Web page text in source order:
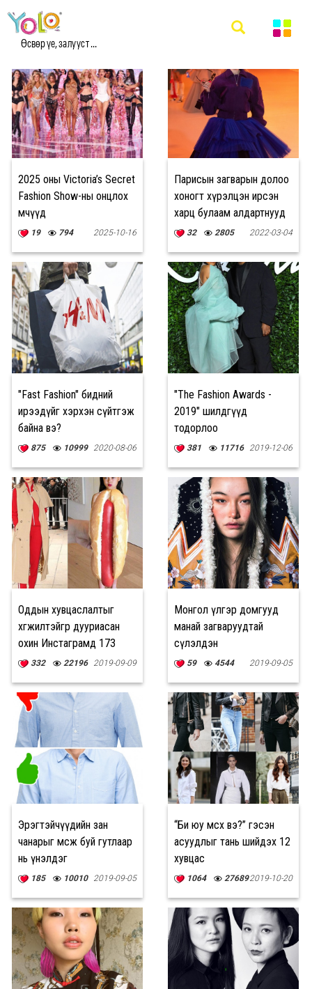
Өсвөр үе, залууст ...
#FASHION МЭДЭЭ
2025 оны Victoria’s Secret
Fashion Show-ны онцлох
мөчүүд
19 794 2025-10-16
Парисын загварын долоо
хоногт хүрэлцэн ирсэн
харц булаам алдартнууд
32 2805 2022-03-04
"Fast Fashion" бидний
ирээдүйг хэрхэн сүйтгэж
байна вэ?
875 10999 2020-08-06
"The Fashion Awards -
2019" шилдгүүд
тодорлоо
381 11716 2019-12-06
Оддын хувцаслалтыг
хөгжилтэйгөөр дууриасан
охин Инстаграмд 173
мянган дагагчтай болжээ
332 22196 2019-09-09
Монгол үлгэр домгууд
манай загваруудтай
сүлэлдэн
Michel&Amazonka-г
59 4544 2019-09-05
Эрэгтэйчүүдийн зан
чанарыг өмсөж буй гутлаар
нь үнэлдэг
185 10010 2019-09-05
“Би юу өмсөх вэ?” гэсэн
асуудлыг тань шийдэх 12
хувцас
1064 276892019-10-20